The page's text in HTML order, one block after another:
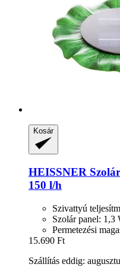
Kosár
HEISSNER
150 l/h
Szivattyú
Szolár panel: 1,3
Permetezési
15.690 Ft
Szállítás eddig: